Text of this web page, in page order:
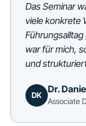
Das Seminar
viele konkrete
war für mich,
und
DK
Dr.
Associate